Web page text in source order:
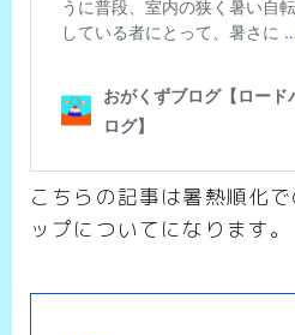
こちらの記事は暑熱順化
ップについてになります。